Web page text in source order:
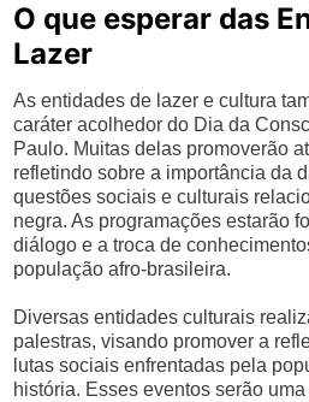
O que esperar das
Lazer
As entidades de lazer e cultura
caráter acolhedor do Dia da
Paulo. Muitas delas promoverão
refletindo sobre a importância da
questões sociais e culturais
negra. As programações estarão
diálogo e a troca de
população afro-brasileira.
Diversas entidades culturais
palestras, visando promover a
lutas sociais enfrentadas pela
história. Esses eventos serão